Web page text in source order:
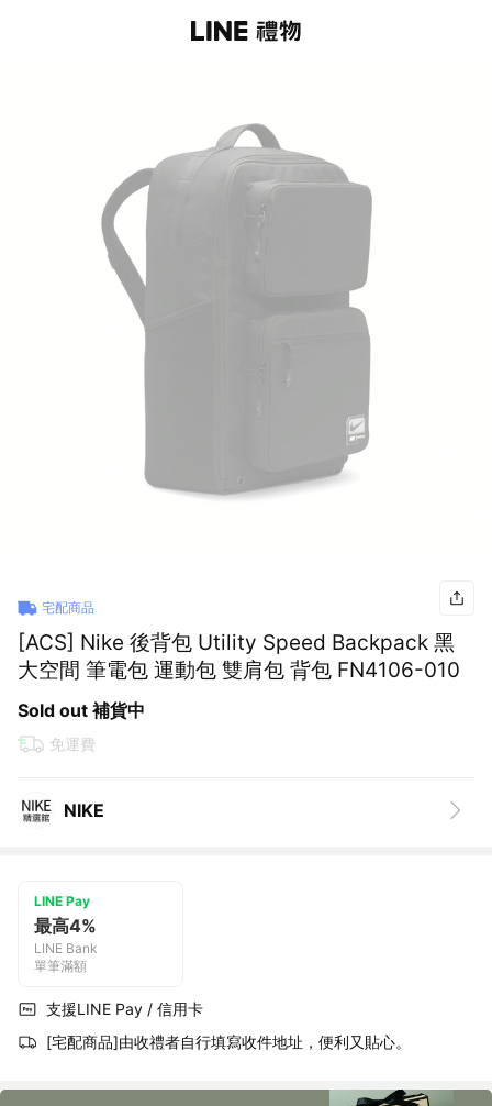
宅配商品
[ACS] Nike 後背包 Utility Speed Backpack 黑
大空間 筆電包 運動包 雙肩包 背包 FN4106-010
Sold out 補貨中
免運費
NIKE
LINE Pay
最高4%
LINE Bank
單筆滿額
支援LINE Pay / 信用卡
[宅配商品]由收禮者自行填寫收件地址，便利又貼心。